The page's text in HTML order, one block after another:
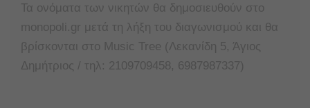
Τα ονόματα των νικητών θα δημοσιευθούν στο
monopoli.gr μετά τη λήξη του διαγωνισμού και θα
βρίσκονται στο Music Tree (Λεκανίδη 5, Άγιος
Δημήτριος / τηλ: 2109709458, 6987987337)